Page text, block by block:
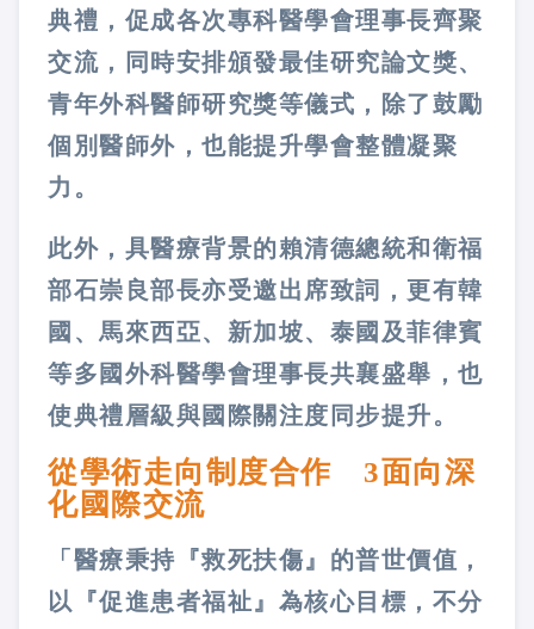
典禮，促成各次專科醫學會理事長齊聚
交流，同時安排頒發最佳研究論文獎、
青年外科醫師研究獎等儀式，除了鼓勵
個別醫師外，也能提升學會整體凝聚
力。
此外，具醫療背景的賴清德總統和衛福
部石崇良部長亦受邀出席致詞，更有韓
國、馬來西亞、新加坡、泰國及菲律賓
等多國外科醫學會理事長共襄盛舉，也
使典禮層級與國際關注度同步提升。
從學術走向制度合作 3面向深
化國際交流
「醫療秉持『救死扶傷』的普世價值，
以『促進患者福祉』為核心目標，不分